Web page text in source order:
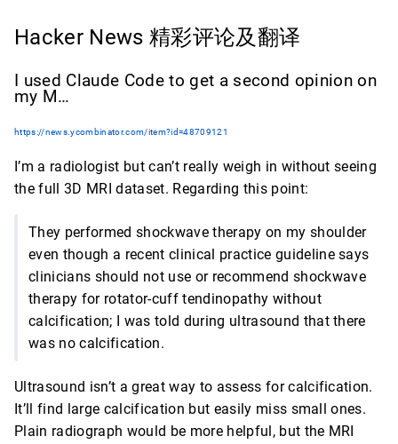
Hacker News 精彩评论及翻译
I used Claude Code to get a second opinion on
my M…
https://news.ycombinator.com/item?id=48709121
I’m a radiologist but can’t really weigh in without seeing
the full 3D MRI dataset. Regarding this point:
They performed shockwave therapy on my shoulder
even though a recent clinical practice guideline says
clinicians should not use or recommend shockwave
therapy for rotator-cuff tendinopathy without
calcification; I was told during ultrasound that there
was no calcification.
Ultrasound isn’t a great way to assess for calcification.
It’ll find large calcification but easily miss small ones.
Plain radiograph would be more helpful, but the MRI